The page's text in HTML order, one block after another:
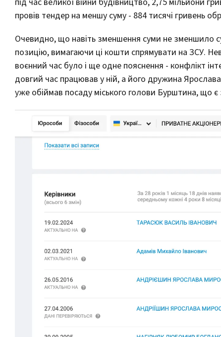
провів тендер на меншу суму - 884 тисячі
Очевидно, що навіть зменшення суми не зменшило
позицію, вимагаючи ці кошти спрямувати на ЗСУ.
воєнний час було і ще одне пояснення - конфлікт
довгий час працював у ній, а його дружина
уже обіймав посаду міського голови Бурштина, що